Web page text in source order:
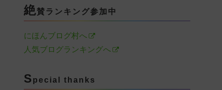
絶賛ランキング参加中
にほんブログ村へ
人気ブログランキングへ
S pecial thanks